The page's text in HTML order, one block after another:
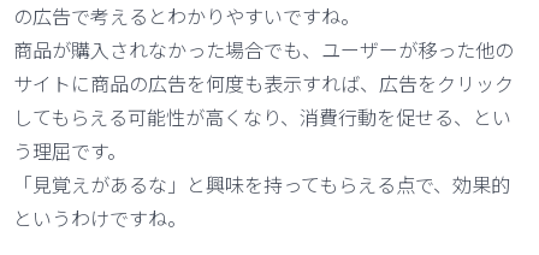
の広告で考えるとわかりやすいですね。
商品が購入されなかった場合でも、ユーザーが移った他の
サイトに商品の広告を何度も表示すれば、広告をクリック
してもらえる可能性が高くなり、消費行動を促せる、とい
う理屈です。
「見覚えがあるな」と興味を持ってもらえる点で、効果的
というわけですね。